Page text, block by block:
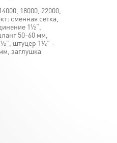
18000, 22000,
сменная сетка,
1½”,
50-60 мм,
штуцер 1½” -
заглушка